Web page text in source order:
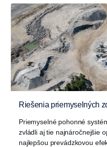
Riešenia priemyselných
Priemyselné pohonné
zvládli aj tie najnáročnejšie
najlepšou prevádzkovou